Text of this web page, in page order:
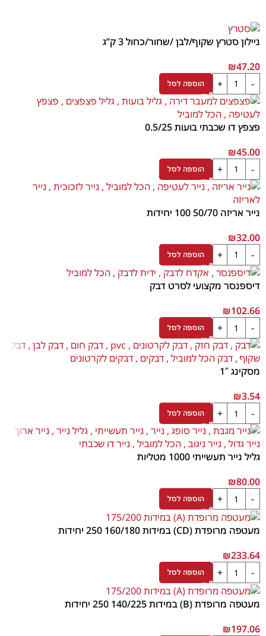
ניילון סטרץ שקוף/לבן /שחור/כחול 3 ק”ג
₪47.20
הוספה לסל
פצפץ דו שכבתי בועות 0.5/25
₪45.00
הוספה לסל
נייר אריזה 50/70 100 יחידות
₪32.00
הוספה לסל
דיספנסר מקצועי לסרט דבק
₪102.66
הוספה לסל
מסקינג 1″
₪3.54
הוספה לסל
גליל נייר תעשייתי 1000 מטליות
₪80.00
הוספה לסל
מעטפה מרופדת (CD) במידות 160/180 250 יחידות
₪233.64
הוספה לסל
מעטפה מרופדת (B) במידות 140/225 250 יחידות
₪197.06